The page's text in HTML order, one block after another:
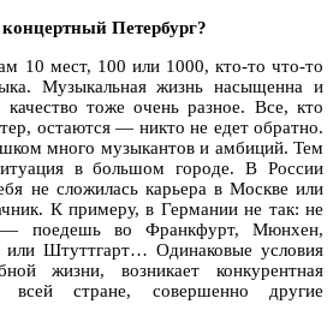
Петербург?
10 мест, 100 или 1000, кто-то что-то
Музыкальная жизнь насыщенна и
тоже очень разное. Все, кто
остаются — никто не едет обратно.
много музыкантов и амбиций. Тем
в большом городе. В России
не сложилась карьера в Москве или
К примеру, в Германии не так: не
— поедешь во Франкфурт, Мюнхен,
или Штуттгарт… Одинаковые условия
жизни, возникает конкурентная
всей стране, совершенно другие